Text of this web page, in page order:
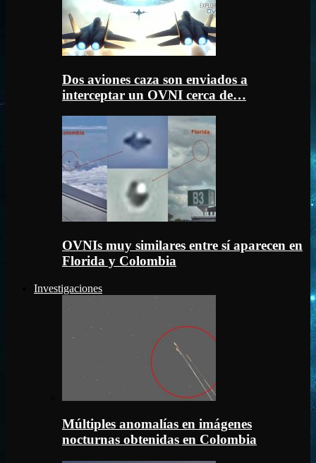
Dos aviones caza son enviados a
interceptar un OVNI cerca de…
OVNIs muy similares entre sí aparecen en
Florida y Colombia
Investigaciones
Múltiples anomalías en imágenes
nocturnas obtenidas en Colombia